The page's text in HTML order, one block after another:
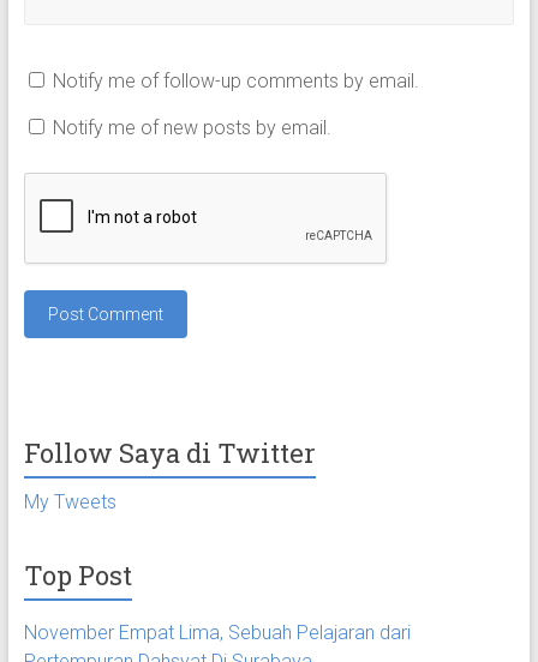
Notify me of follow-up comments by email.
Notify me of new posts by email.
Follow Saya di Twitter
My Tweets
Top Post
November Empat Lima, Sebuah Pelajaran dari